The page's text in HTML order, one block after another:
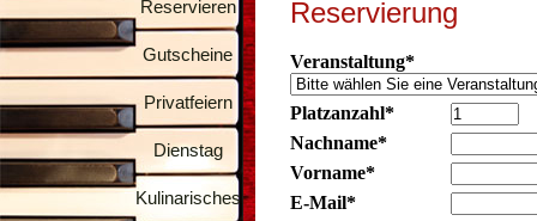
Reservieren
Gutscheine
Privatfeiern
Dienstag
Kulinarisches
Reservierung
Veranstaltung*
Platzanzahl*
Nachname*
Vorname*
E-Mail*